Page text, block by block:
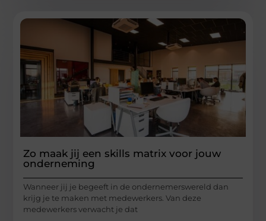
Zo maak jij een skills matrix voor jouw
onderneming
Wanneer jij je begeeft in de ondernemerswereld dan
krijg je te maken met medewerkers. Van deze
medewerkers verwacht je dat